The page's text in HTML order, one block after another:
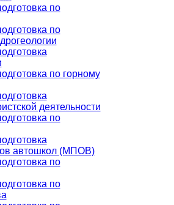
по
по
по горному
деятельности
по
автошкол (МПОВ)
по
по